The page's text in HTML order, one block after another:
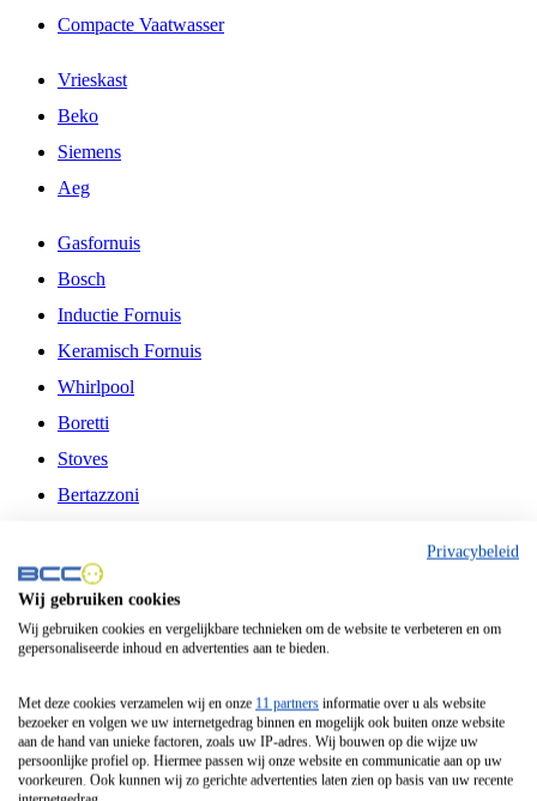
Compacte Vaatwasser
Vrieskast
Beko
Siemens
Aeg
Gasfornuis
Bosch
Inductie Fornuis
Keramisch Fornuis
Whirlpool
Boretti
Stoves
Bertazzoni
Fitelli
Airfryer
Frituurpan
Contactgrill
Broodbakmachine
Broodrooster
Privacybeleid
Wij gebruiken cookies
Wij gebruiken cookies en vergelijkbare technieken om de website te verbeteren en om
gepersonaliseerde inhoud en advertenties aan te bieden.
Met deze cookies verzamelen wij en onze 11 partners informatie over u als website
bezoeker en volgen we uw internetgedrag binnen en mogelijk ook buiten onze website
aan de hand van unieke factoren, zoals uw IP-adres. Wij bouwen op die wijze uw
persoonlijke profiel op. Hiermee passen wij onze website en communicatie aan op uw
voorkeuren. Ook kunnen wij zo gerichte advertenties laten zien op basis van uw recente